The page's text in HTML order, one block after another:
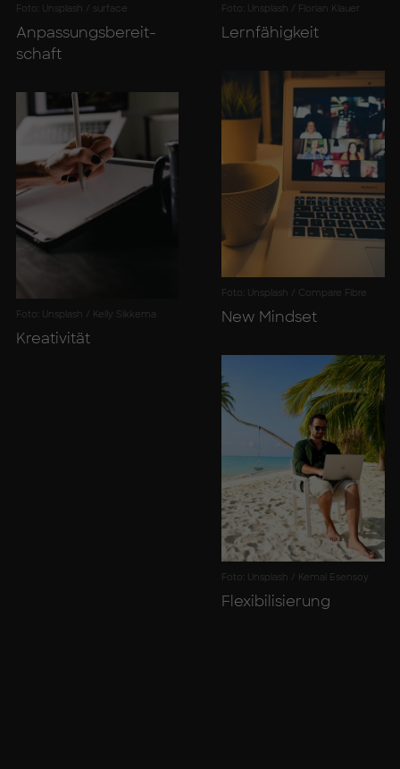
Foto: Unsplash / surface
An­pas­sungs­be­reit­
schaft
Foto: Unsplash / Florian Klauer
Lern­fä­hig­keit
Foto: Unsplash / Compare Fibre
New Mind­set
Foto: Unsplash / Kelly Sikkema
Krea­ti­vi­tät
Foto: Unsplash / Kemal Esensoy
Fle­xi­bi­li­sie­rung